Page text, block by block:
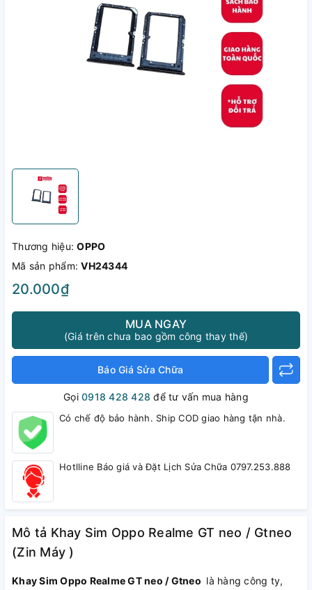
Thương hiệu:OPPO
Mã sản phẩm:VH24344
20.000₫
MUA NGAY
(Giá trên chưa bao gồm công thay thế)
Báo Giá Sửa Chữa
Gọi0918 428 428 để tư vấn mua hàng
Có chế độ bảo hành. Ship COD giao hàng tận nhà.
Hotlline Báo giá và Đặt Lịch Sửa Chữa 0797.253.888
Mô tả Khay Sim Oppo Realme GT neo / Gtneo
(Zin Máy )
Khay Sim Oppo Realme GT neo / Gtneo là hàng công ty,